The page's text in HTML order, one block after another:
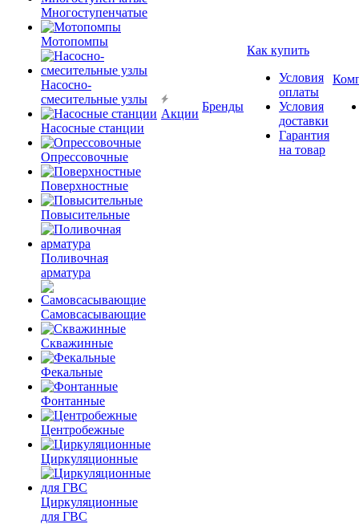
Многоступенчатые
Мотопомпы
Насосно-
смесительные узлы
Насосные станции
Опрессовочные
Поверхностные
Повысительные
Поливочная
арматура
Самовсасывающие
Скважинные
Фекальные
Фонтанные
Центробежные
Циркуляционные
Циркуляционные
для ГВС
Акции
Бренды
Как купить
Условия
оплаты
Условия
доставки
Гарантия
на товар